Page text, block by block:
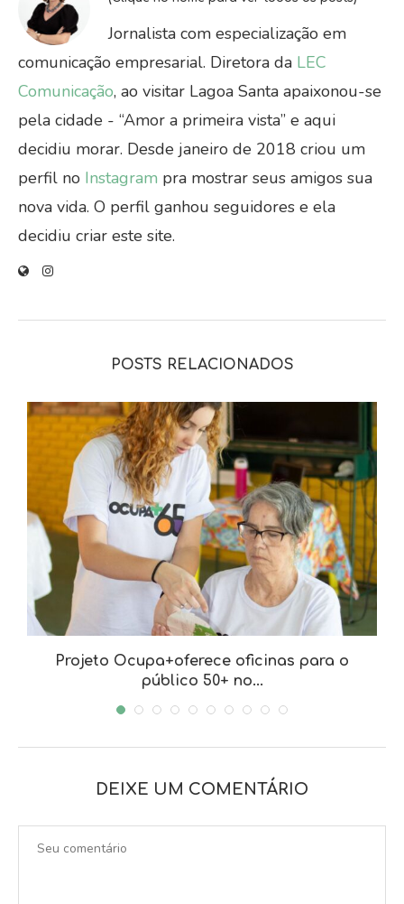
Jornalista com especialização em
comunicação empresarial. Diretora da LEC
Comunicação, ao visitar Lagoa Santa apaixonou-se
pela cidade - “Amor a primeira vista” e aqui
decidiu morar. Desde janeiro de 2018 criou um
perfil no Instagram pra mostrar seus amigos sua
nova vida. O perfil ganhou seguidores e ela
decidiu criar este site.
POSTS RELACIONADOS
Projeto Ocupa+oferece oficinas para o
público 50+ no...
DEIXE UM COMENTÁRIO